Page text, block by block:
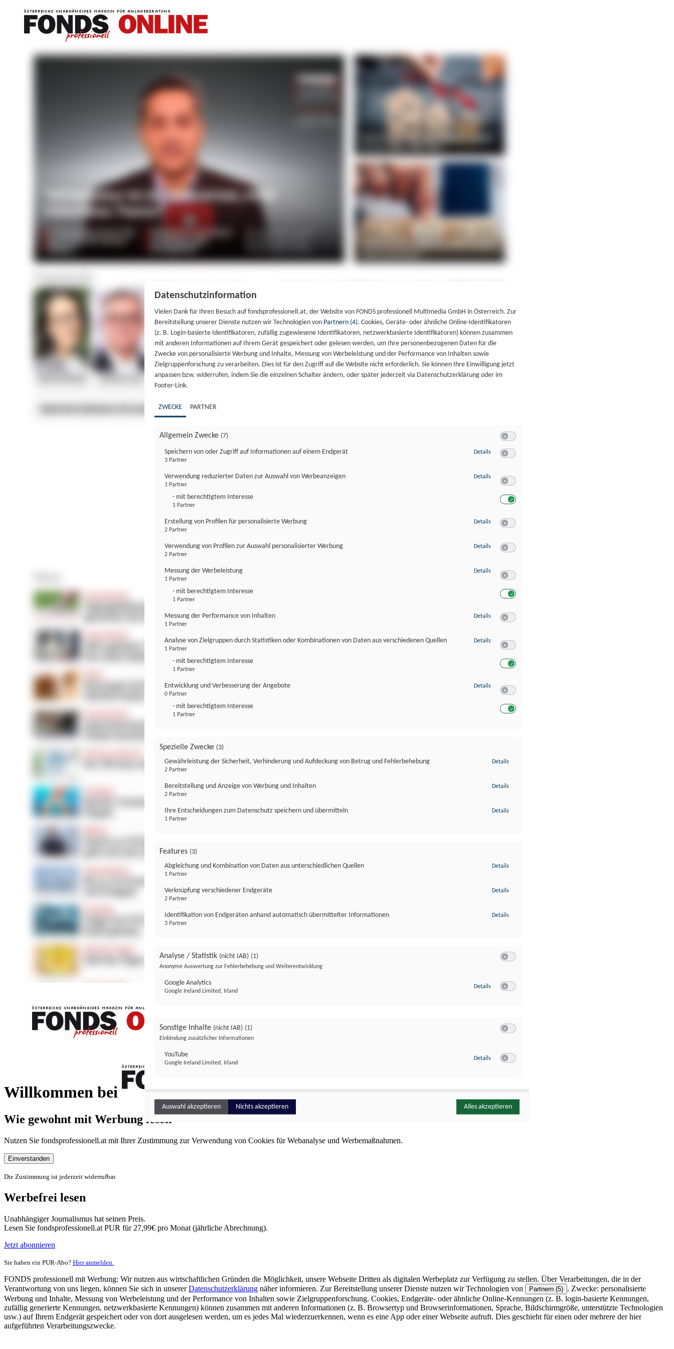
Willkommen bei
FONDS professionell
Wie gewohnt mit Werbung lesen
Nutzen Sie fondsprofessionell.at mit Ihrer Zustimmung zur Verwendung von Cookies für Webanalyse und Werbemaßnahmen.
Einverstanden
Die Zustimmung ist jederzeit widerrufbar.
Werbefrei lesen
Unabhängiger Journalismus hat seinen Preis.
Lesen Sie fondsprofessionell.at PUR für 27,99€ pro Monat (jährliche Abrechnung).
Jetzt abonnieren
Sie haben ein PUR-Abo? Hier anmelden.
FONDS professionell mit Werbung: Wir nutzen aus wirtschaftlichen Gründen die Möglichkeit, unsere Webseite Dritten als digitalen Werbeplatz zur Verfügung zu stellen. Über Verarbeitungen, die in der
Verantwortung von uns liegen, können Sie sich in unsererDatenschutzerklärung näher informieren. Zur Bereitstellung unserer Dienste nutzen wir Technologien von Partnern (5) . Zwecke: personalisierte
Werbung und Inhalte, Messung von Werbeleistung und der Performance von Inhalten sowie Zielgruppenforschung. Cookies, Endgeräte- oder ähnliche Online-Kennungen (z. B. login-basierte Kennungen,
zufällig generierte Kennungen, netzwerkbasierte Kennungen) können zusammen mit anderen Informationen (z. B. Browsertyp und Browserinformationen, Sprache, Bildschirmgröße, unterstützte Technologien
usw.) auf Ihrem Endgerät gespeichert oder von dort ausgelesen werden, um es jedes Mal wiederzuerkennen, wenn es eine App oder einer Webseite aufruft. Dies geschieht für einen oder mehrere der hier
aufgeführten Verarbeitungszwecke.
Datenschutzinformation
Vielen Dank für Ihren Besuch auf fondsprofessionell.at, der Website von FONDS professionell Multimedia GmbH in Österreich. Zur
Bereitstellung unserer Dienste nutzen wir Technologien von Partnern (4). Cookies, Geräte- oder ähnliche Online-Identifikatoren
(z. B. Login-basierte Identifikatoren, zufällig zugewiesene Identifikatoren, netzwerkbasierte Identifikatoren) können zusammen
mit anderen Informationen auf Ihrem Gerät gespeichert oder gelesen werden, um Ihre personenbezogenen Daten für die
Zwecke von personalisierte Werbung und Inhalte, Messung von Werbeleistung und der Performance von Inhalten sowie
Zielgruppenforschung zu verarbeiten. Dies ist für den Zugriff auf die Website nicht erforderlich. Sie können Ihre Einwilligung jetzt
anpassen bzw. widerrufen, indem Sie die einzelnen Schalter ändern, oder später jederzeit via Datenschutzerklärung oder im
Footer-Link.
ZWECKE PARTNER
Allgemein Zwecke (7)
Speichern von oder Zugriff auf Informationen auf einem Endgerät
3 Partner
Details zu Speichern von oder Zugriff auf Informationen auf einem Endgerät
Verwendung reduzierter Daten zur Auswahl von Werbeanzeigen
1 Partner
- mit berechtigtem Interesse
1 Partner
Details zu Verwendung reduzierter Daten zur Auswahl von Werbeanzeigen
Erstellung von Profilen für personalisierte Werbung
2 Partner
Details zu Erstellung von Profilen für personalisierte Werbung
Verwendung von Profilen zur Auswahl personalisierter Werbung
2 Partner
Details zu Verwendung von Profilen zur Auswahl personalisierter Werbung
Messung der Werbeleistung
1 Partner
- mit berechtigtem Interesse
1 Partner
Details zu Messung der Werbeleistung
Messung der Performance von Inhalten
1 Partner
Details zu Messung der Performance von Inhalten
Analyse von Zielgruppen durch Statistiken oder Kombinationen von Daten aus verschiedenen Quellen
1 Partner
- mit berechtigtem Interesse
1 Partner
Details zu Analyse von Zielgruppen durch Statistiken oder Kombinationen von
Entwicklung und Verbesserung der Angebote
0 Partner
- mit berechtigtem Interesse
1 Partner
Details zu Entwicklung und Verbesserung der Angebote
Spezielle Zwecke (3)
Gewährleistung der Sicherheit, Verhinderung und Aufdeckung von Betrug und Fehlerbehebung
2 Partner
Details
Bereitstellung und Anzeige von Werbung und Inhalten
2 Partner
Details
Ihre Entscheidungen zum Datenschutz speichern und übermitteln
1 Partner
Details
Features (3)
Abgleichung und Kombination von Daten aus unterschiedlichen Quellen
1 Partner
Details
Verknüpfung verschiedener Endgeräte
2 Partner
Details
Identifikation von Endgeräten anhand automatisch übermittelter Informationen
3 Partner
Details
Analyse / Statistik (nicht IAB) (1)
Anonyme Auswertung zur Fehlerbehebung und Weiterentwicklung
Google Analytics
Google Ireland Limited, Irland
Details zu Google Analytics
Sonstige Inhalte (nicht IAB) (1)
Einbindung zusätzlicher Informationen
YouTube
Google Ireland Limited, Irland
Details zu YouTube
Auswahl akzeptieren Nichts akzeptieren Alles akzeptieren